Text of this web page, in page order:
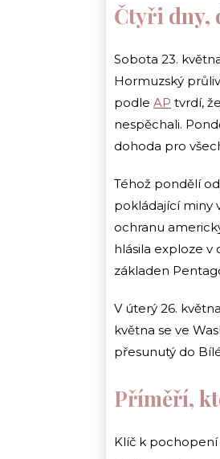
Čtyři dny,
Sobota 23.
Hormuzský
podle AP tvrdí,
nespěchali.
dohoda pro
Téhož pondělí
pokládající miny
ochranu
hlásila exploze v
základen
V úterý 26.
května se ve
přesunutý do
Příměří,
Klíč k